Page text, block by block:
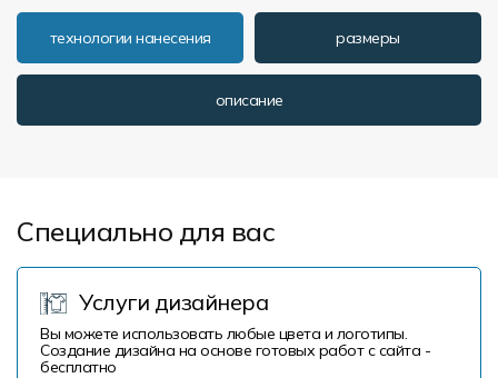
технологии нанесения размеры
описание
Специально для вас
Услуги дизайнера
Вы можете использовать любые цвета и логотипы.
Создание дизайна на основе готовых работ с сайта -
бесплатно